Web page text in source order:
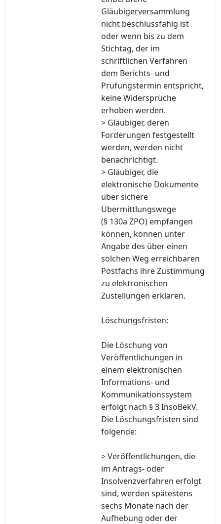
Gläubigerversammlung
nicht beschlussfähig ist
oder wenn bis zu dem
Stichtag, der im
schriftlichen Verfahren
dem Berichts- und
Prüfungstermin entspricht,
keine Widersprüche
erhoben werden.
> Gläubiger, deren
Forderungen festgestellt
werden, werden nicht
benachrichtigt.
> Gläubiger, die
elektronische Dokumente
über sichere
Übermittlungswege
(§ 130a ZPO) empfangen
können, können unter
Angabe des über einen
solchen Weg erreichbaren
Postfachs ihre Zustimmung
zu elektronischen
Zustellungen erklären.
Löschungsfristen:
Die Löschung von
Veröffentlichungen in
einem elektronischen
Informations- und
Kommunikationssystem
erfolgt nach § 3 InsoBekV.
Die Löschungsfristen sind
folgende:
> Veröffentlichungen, die
im Antrags- oder
Insolvenzverfahren erfolgt
sind, werden spätestens
sechs Monate nach der
Aufhebung oder der